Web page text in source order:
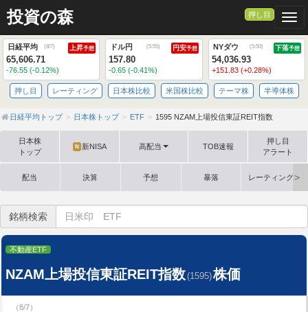
投資の森 押し目
日経平均 (8/7) 上昇予想
65,606.71
-76.55 (-0.12%)
ドル円 (5:55) 円安予想
157.80
-0.65 (-0.41%)
NYダウ (5:50) 下落予想
54,036.93
+151.83 (+0.28%)
押し目 レーティング 日本株比較 米国株比較 テーマ株 半導体株
日経平均トップ 日本株トップ ETF 1595 NZAM上場投信東証REIT指数
日本株
トップ
N 新NISA 高配当 TOB速報
押し目
アラート
配当 決算 予想 暴落 レーティング格
銘柄検索
不動産ETF
NZAM上場投信東証REIT指数(1595)株価
（8/7）